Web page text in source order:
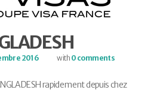
2016 with 0 comments
rapidement depuis chez